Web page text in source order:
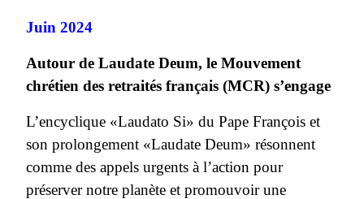
Juin 2024
Autour de Laudate Deum, le Mouvement
chrétien des retraités français (MCR) s’engage
L’encyclique «Laudato Si» du Pape François et
son prolongement «Laudate Deum» résonnent
comme des appels urgents à l’action pour
préserver notre planète et promouvoir une